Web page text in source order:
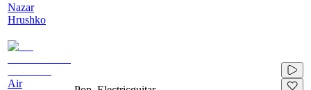
Nazar
Hrushko
Air